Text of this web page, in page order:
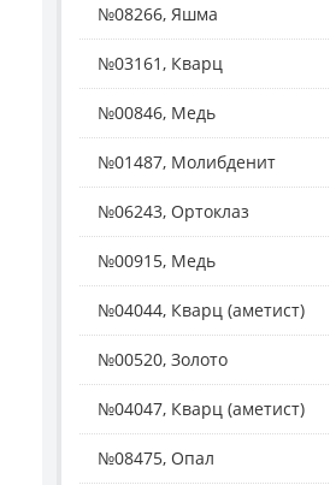
№08266, Яшма
№03161, Кварц
№00846, Медь
№01487, Молибденит
№06243, Ортоклаз
№00915, Медь
№04044, Кварц (аметист)
№00520, Золото
№04047, Кварц (аметист)
№08475, Опал